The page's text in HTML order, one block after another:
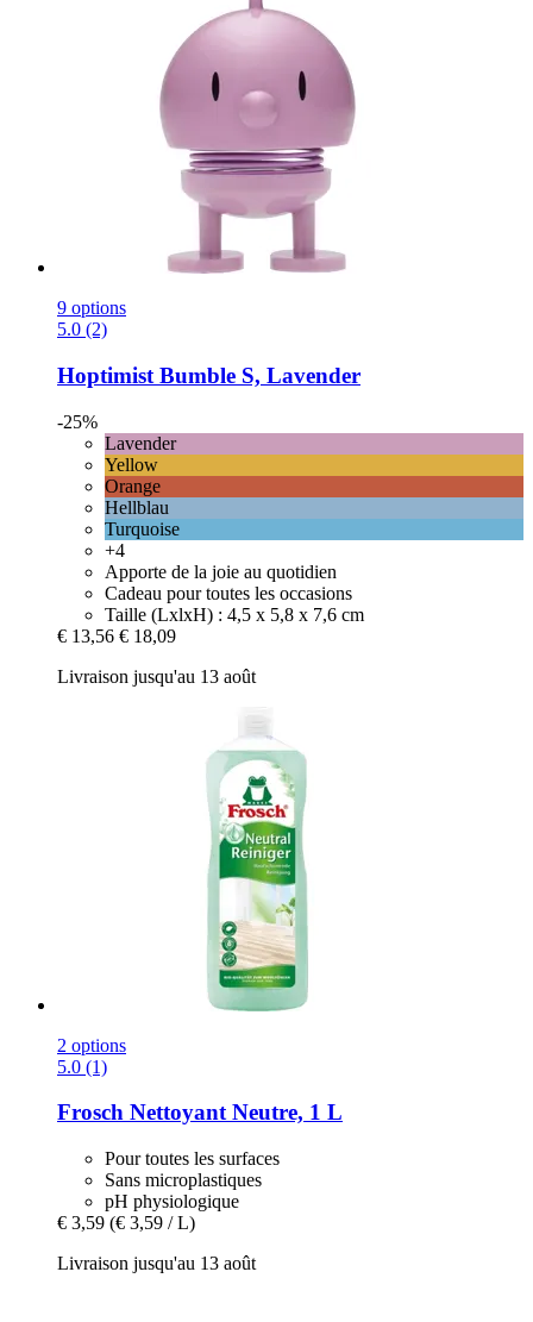
9 options
5.0 (2)
Hoptimist Bumble S, Lavender
-25%
Lavender
Yellow
Orange
Hellblau
Turquoise
+4
Apporte de la joie au quotidien
Cadeau pour toutes les occasions
Taille (LxlxH) : 4,5 x 5,8 x 7,6 cm
€ 13,56 € 18,09
Livraison jusqu'au 13 août
2 options
5.0 (1)
Frosch Nettoyant Neutre, 1 L
Pour toutes les surfaces
Sans microplastiques
pH physiologique
€ 3,59 (€ 3,59 / L)
Livraison jusqu'au 13 août